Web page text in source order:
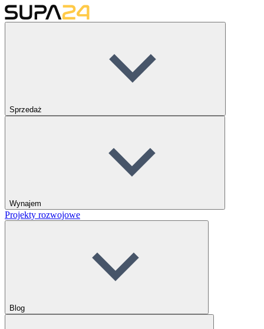
Sprzedaż
Wynajem
Projekty rozwojowe
Blog